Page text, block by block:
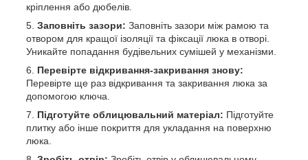
кріплення або дюбелів.
Заповніть зазори: Заповніть зазори між рамою та
отвором для кращої ізоляції та фіксації люка в отворі.
Уникайте попадання будівельних сумішей у механізми.
Перевірте відкривання-закривання знову:
Перевірте ще раз відкривання та закривання люка за
допомогою ключа.
Підготуйте облицювальний матеріал: Підготуйте
плитку або інше покриття для укладання на поверхню
люка.